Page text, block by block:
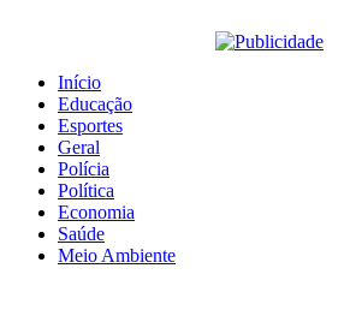
Início
Educação
Esportes
Geral
Polícia
Política
Economia
Saúde
Meio Ambiente